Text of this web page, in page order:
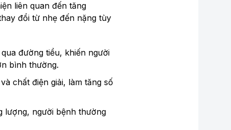
liên quan đến tăng
đổi từ nhẹ đến nặng tùy
đường tiểu, khiến người
bình thường.
chất điện giải, làm tăng số
lượng, người bệnh thường